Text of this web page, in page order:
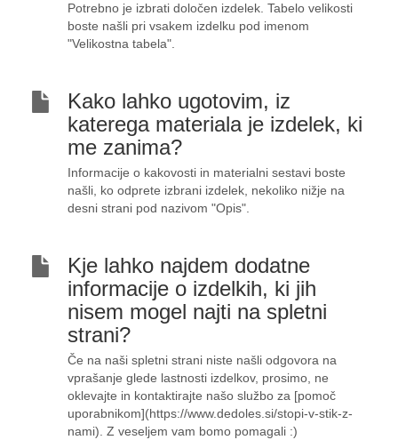
Potrebno je izbrati določen izdelek. Tabelo velikosti
boste našli pri vsakem izdelku pod imenom
"Velikostna tabela".
Kako lahko ugotovim, iz
katerega materiala je izdelek, ki
me zanima?
Informacije o kakovosti in materialni sestavi boste
našli, ko odprete izbrani izdelek, nekoliko nižje na
desni strani pod nazivom "Opis".
Kje lahko najdem dodatne
informacije o izdelkih, ki jih
nisem mogel najti na spletni
strani?
Če na naši spletni strani niste našli odgovora na
vprašanje glede lastnosti izdelkov, prosimo, ne
oklevajte in kontaktirajte našo službo za [pomoč
uporabnikom](https://www.dedoles.si/stopi-v-stik-z-
nami). Z veseljem vam bomo pomagali :)